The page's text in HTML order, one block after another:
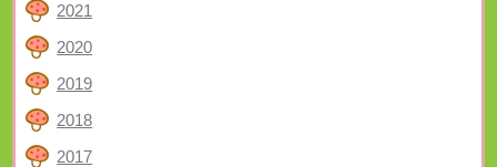
2021
2020
2019
2018
2017